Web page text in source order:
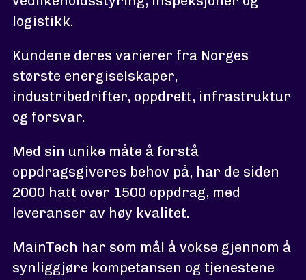
logistikk.
Kundene deres varierer fra Norges
største energiselskaper,
industribedrifter, oppdrett, infrastruktur
og forsvar.
Med sin unike måte å forstå
oppdragsgiveres behov på, har de siden
2000 hatt over 1500 oppdrag, med
leveranser av høy kvalitet.
MainTech har som mål å vokse gjennom å
synliggjøre kompetansen og tjenestene